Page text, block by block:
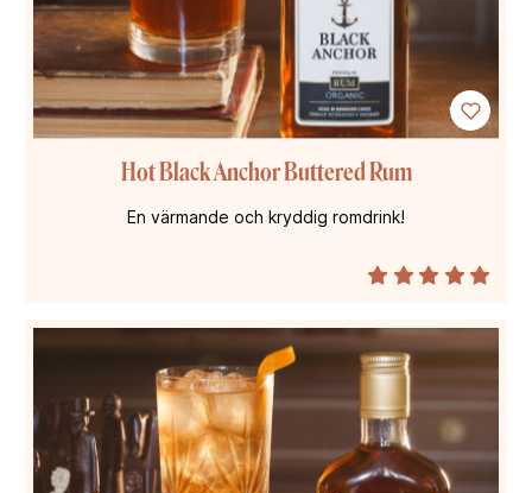
Hot Black Anchor Buttered Rum
En värmande och kryddig romdrink!